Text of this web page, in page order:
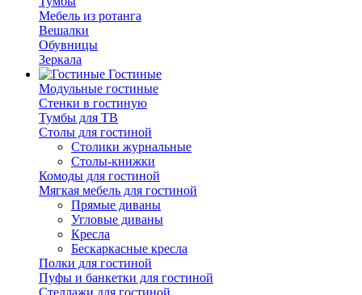
Мебель из ротанга
Вешалки
Обувницы
Зеркала
Гостиные
Модульные гостиные
Стенки в гостиную
Тумбы для ТВ
Столы для гостиной
Столики журнальные
Столы-книжки
Комоды для гостиной
Мягкая мебель для гостиной
Прямые диваны
Угловые диваны
Кресла
Бескаркасные кресла
Полки для гостиной
Пуфы и банкетки для гостиной
Стеллажи для гостиной